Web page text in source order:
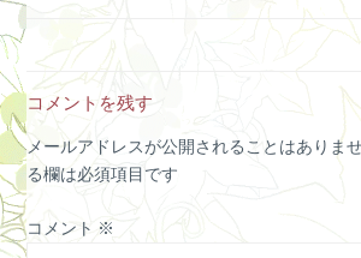
コメントを残す
メールアドレスが公開されることはありませ
る欄は必須項目です
コメント ※